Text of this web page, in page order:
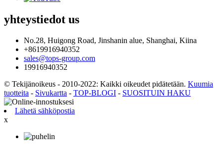
yhteystiedot us
No.28, Huigong Road, Jinshanin alue, Shanghai, Kiina
+8619916940352
sales@tops-group.com
19916940352
© Tekijänoikeus - 2010-2022: Kaikki oikeudet pidätetään. Kuumia
tuotteita - Sivukartta - TOP-BLOGI - SUOSITUIN HAKU
Lähetä sähköpostia
x